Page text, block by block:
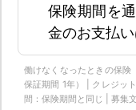
保険期間を
金のお支払
働けなくなったときの保険
保証期間 1年） | クレジッ
間：保険期間と同じ | 募